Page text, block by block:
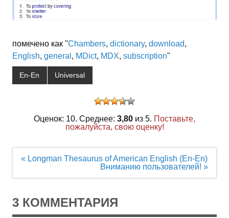
помечено как "Chambers, dictionary, download,
English, general , MDict, MDX, subscription"
En-En Universal
Оценок: 10. Среднее: 3,80 из 5. Поставьте,
пожалуйста, свою оценку!
Навигация
« Longman Thesaurus of American English (En-En)
Вниманию пользователей! »
3 КОММЕНТАРИЯ